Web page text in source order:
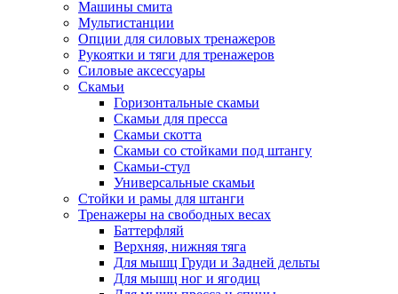
Машины смита
Мультистанции
Опции для силовых тренажеров
Рукоятки и тяги для тренажеров
Силовые аксессуары
Скамьи
Горизонтальные скамьи
Скамьи для пресса
Скамьи скотта
Скамьи со стойками под штангу
Скамьи-стул
Универсальные скамьи
Стойки и рамы для штанги
Тренажеры на свободных весах
Баттерфляй
Верхняя, нижняя тяга
Для мышц Груди и Задней дельты
Для мышц ног и ягодиц